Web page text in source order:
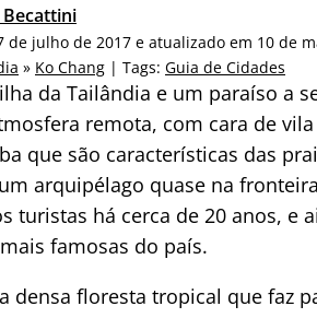
de julho de 2017 e atualizado em 10 de
» Ko Chang | Tags: Guia de Cidades
da Tailândia e um paraíso a
remota, com cara de
que são características das
arquipélago quase na
turistas há cerca de 20 anos, e
famosas do país.
densa floresta tropical que faz